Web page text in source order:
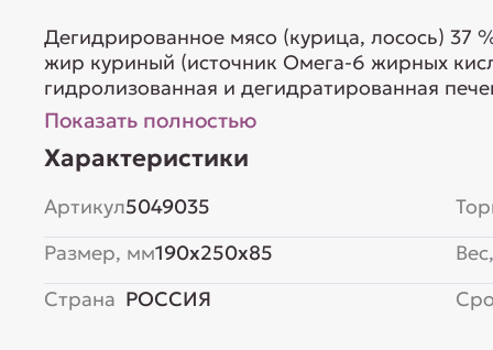
Дегидрированное мясо (курица, лосось) 37
жир куриный (источник Омега-6 жирных
гидролизованная и дегидратированная
сушеные яблоки (источник пектина –
калий хлористый, рыбий...
Показать полностью
Характеристики
Артикул5049035
Размер, мм190x250x85
Страна РОССИЯ